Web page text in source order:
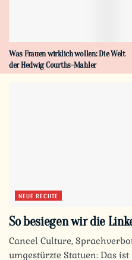
Was Frauen wirklich wollen: Die Welt
der Hedwig Courths-Mahler
NEUE RECHTE
So besiegen wir die
Cancel Culture,
umgestürzte Statuen: Das